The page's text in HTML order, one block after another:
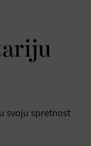
svoju spretnost